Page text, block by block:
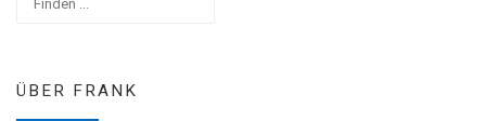
ÜBER FRANK